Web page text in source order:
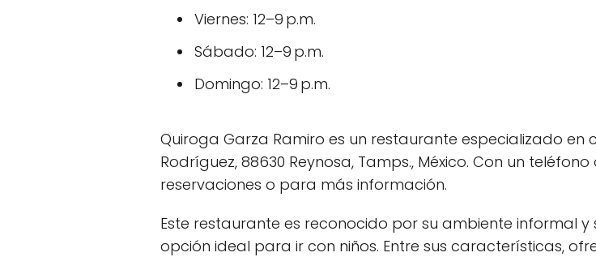
Viernes: 12–9 p.m.
Sábado: 12–9 p.m.
Domingo: 12–9 p.m.
Quiroga Garza Ramiro es un restaurante especializado en
Rodríguez, 88630 Reynosa, Tamps., México. Con un
reservaciones o para más información.
Este restaurante es reconocido por su ambiente informal
opción ideal para ir con niños. Entre sus características,